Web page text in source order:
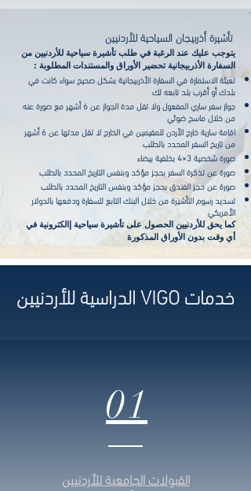
تأشيرة أذربيجان السياحية للأردنيين
يتوجب عليك عند الرغبة في طلب تأشيرة سياحية للأردنيين من
السفارة الأذربيجانية تحضير الأوراق والمستندات المطلوبة :
تعبئة الاستمارة في السفارة الأذربيجانية بشكل صحيح سواء كانت في
بلدك أو أقرب بلد تابعه لك
جواز سفر ساري المفعول ولا تقل مدة الجواز عن 6 أشهر مع صورة عنه
من خلال ماسح ضوئي
اقامة سارية خارج الأردن للمقيمين في الخارج لا تقل مدتها عن 6 أشهر
من تاريخ السفر المحدد بالطلب
صورة شخصية 3×4 بخلفية بيضاء
صورة عن تذكرة السفر بحجز مؤكد وبنفس التاريخ المحدد بالطلب
صورة عن حجز الفندق بحجز مؤكد وبنفس التاريخ المحدد بالطلب
تسديد رسوم التأشيرة من خلال البنك التابع للسفارة ودفعها بالدولار
الأمريكي
كما يحق للأردنيين الحصول على تأشيرة سياحية إالكترونية في
أي وقت بدون الأوراق المذكورة
خدمات VIGO الدراسية للأردنيين
01
القبولات الجامعية للأردنيين